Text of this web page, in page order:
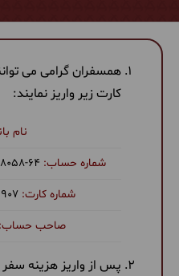
همسفران گرامی می
کارت زیر واریز نمایند:
8058-64
پس از واریز هزینه سفر